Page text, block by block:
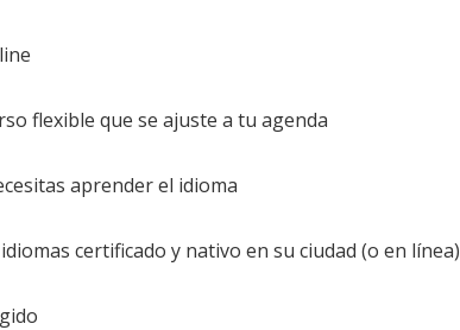
flexible que se ajuste a tu agenda
aprender el idioma
certificado y nativo en su ciudad (o en línea)